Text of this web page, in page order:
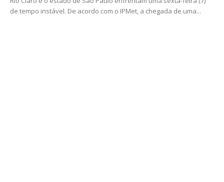
de tempo instável. De acordo com o IPMet, a chegada de uma...